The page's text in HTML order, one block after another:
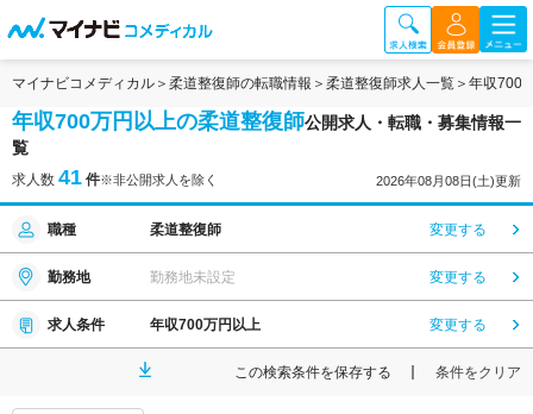
マイナビコメディカル 柔道整復師の転職情報 柔道整復師求人一覧 年収700
年収700万円以上の柔道整復師公開求人・転職・募集情報一
覧
求人数 41 件※非公開求人を除く 2026年08月08日(土)更新
職種 柔道整復師 変更する
勤務地 勤務地未設定 変更する
求人条件 年収700万円以上 変更する
この検索条件を保存する 条件をクリア